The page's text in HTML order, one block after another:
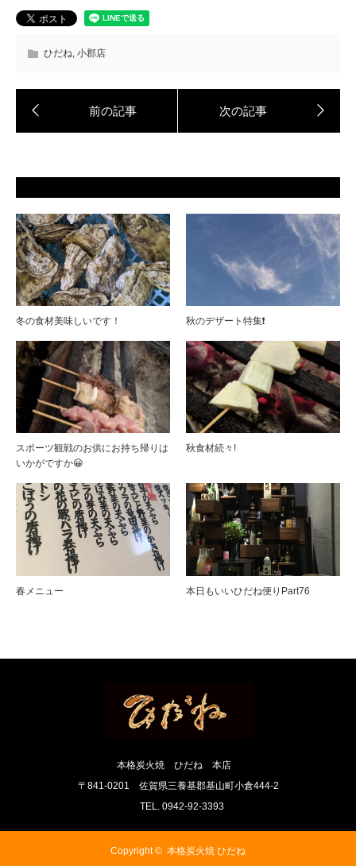
ひだね 小郡店
冬の食材美味しいです！ 秋のデザート特集❗️
スポーツ観戦のお供にお持ち帰りは
いかがですか😀
秋食材続々!
春メニュー 本日もいいひだね便りPart76
本格炭火焼 ひだね 本店
〒841-0201 佐賀県三養基郡基山町小倉444-2
TEL. 0942-92-3393
Copyright © 本格炭火焼 ひだね